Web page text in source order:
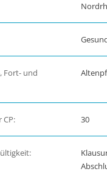
Fort- und
CP: 30